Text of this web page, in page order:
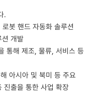
.
봇 핸드 자동화 솔루션
션 개발
통해 제조, 물류, 서비스 등
아시아 및 북미 등 주요
출을 통한 사업 확장